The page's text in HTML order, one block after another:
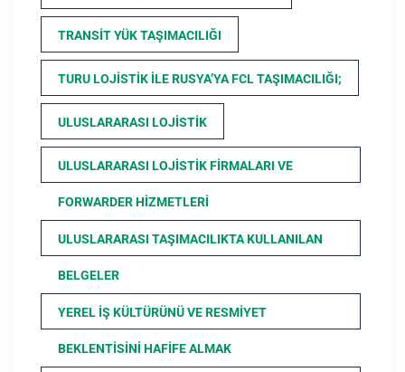
TRANSIT YÜK TAŞIMACILIĞI
TURU LOJISTIK ILE RUSYA’YA FCL TAŞIMACILIĞI;
ULUSLARARASI LOJISTIK
ULUSLARARASI LOJISTIK FIRMALARI VE
FORWARDER HIZMETLERI
ULUSLARARASI TAŞIMACILIKTA KULLANILAN
BELGELER
YEREL İŞ KÜLTÜRÜNÜ VE RESMIYET
BEKLENTISINI HAFIFE ALMAK